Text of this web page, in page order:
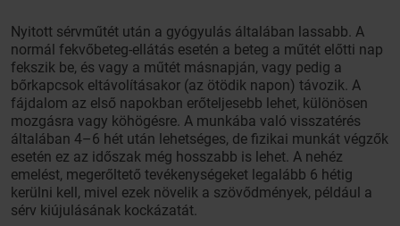
Nyitott sérvműtét után a gyógyulás általában lassabb. A
normál fekvőbeteg-ellátás esetén a beteg a műtét előtti nap
fekszik be, és vagy a műtét másnapján, vagy pedig a
bőrkapcsok eltávolításakor (az ötödik napon) távozik. A
fájdalom az első napokban erőteljesebb lehet, különösen
mozgásra vagy köhögésre. A munkába való visszatérés
általában 4–6 hét után lehetséges, de fizikai munkát végzők
esetén ez az időszak még hosszabb is lehet. A nehéz
emelést, megerőltető tevékenységeket legalább 6 hétig
kerülni kell, mivel ezek növelik a szövődmények, például a
sérv kiújulásának kockázatát.